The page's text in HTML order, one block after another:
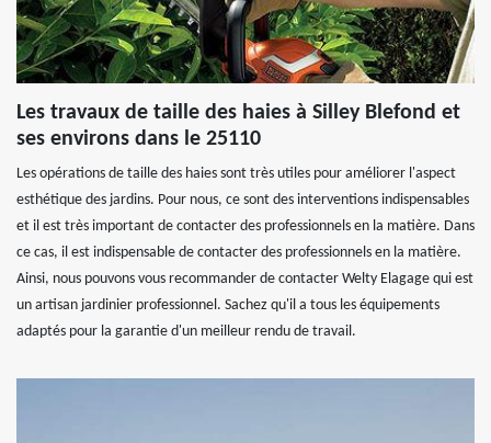
Les travaux de taille des haies à Silley Blefond et
ses environs dans le 25110
Les opérations de taille des haies sont très utiles pour améliorer l'aspect
esthétique des jardins. Pour nous, ce sont des interventions indispensables
et il est très important de contacter des professionnels en la matière. Dans
ce cas, il est indispensable de contacter des professionnels en la matière.
Ainsi, nous pouvons vous recommander de contacter Welty Elagage qui est
un artisan jardinier professionnel. Sachez qu'il a tous les équipements
adaptés pour la garantie d'un meilleur rendu de travail.